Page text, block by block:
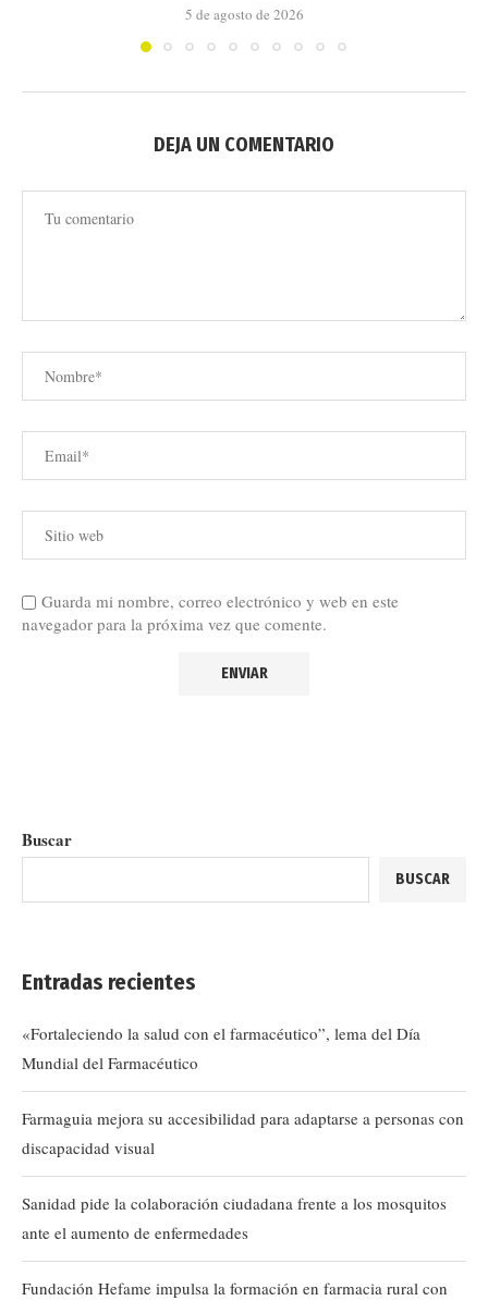
5 de agosto de 2026
DEJA UN COMENTARIO
Guarda mi nombre, correo electrónico y web en este
navegador para la próxima vez que comente.
Buscar
BUSCAR
Entradas recientes
«Fortaleciendo la salud con el farmacéutico”, lema del Día
Mundial del Farmacéutico
Farmaguia mejora su accesibilidad para adaptarse a personas con
discapacidad visual
Sanidad pide la colaboración ciudadana frente a los mosquitos
ante el aumento de enfermedades
Fundación Hefame impulsa la formación en farmacia rural con